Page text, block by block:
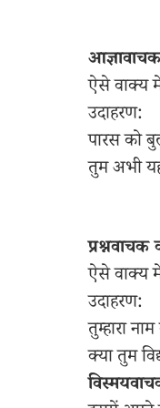
ऐसे वाक्य
उदाहरण:
पारस को
तुम अभी
प्रश्नवाचक
ऐसे वाक्य
उदाहरण:
तुम्हारा
क्या तुम